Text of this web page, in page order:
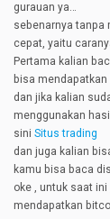
gurauan ya…
sebenarnya tanpa
cepat, yaitu
Pertama kalian
bisa
dan jika kalian
menggunakan
sini Situs trading
dan juga kalian
kamu bisa baca
oke , untuk saat
mendapatkan